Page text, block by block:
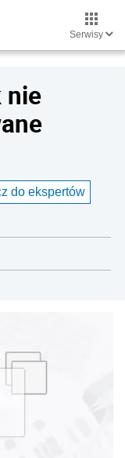
Serwisy
nie
do ekspertów